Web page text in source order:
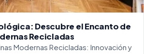
Descubre el Encanto de
Recicladas
Modernas Recicladas: Innovación y